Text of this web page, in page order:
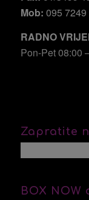
Mob: 095 7249
RADNO
Pon-Pet 08:00
Zapratite
BOX NOW